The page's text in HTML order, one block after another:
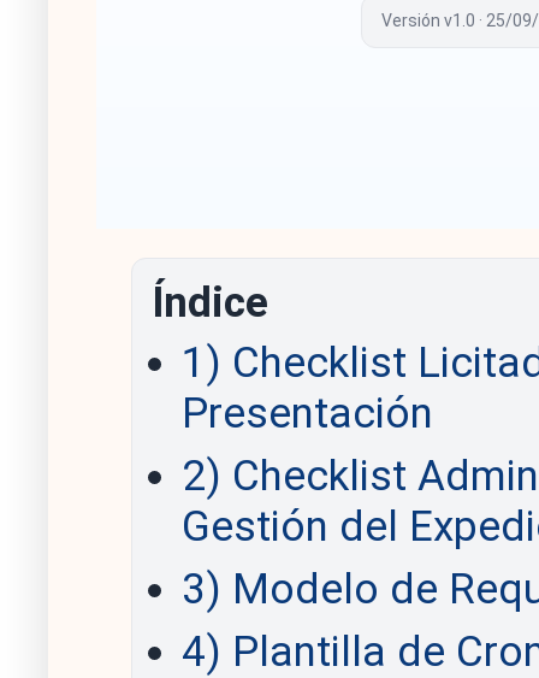
Versión v1.0 · 25/
Índice
1) Checklist
Presentación
2) Checklist
Gestión del
3) Modelo de
4) Plantilla de